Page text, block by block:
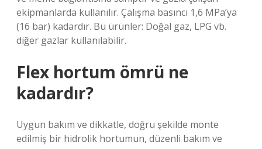
ekipmanlarda kullanılır. Çalışma basıncı 1,6 MPa’ya
(16 bar) kadardır. Bu ürünler: Doğal gaz, LPG vb.
diğer gazlar kullanılabilir.
Flex hortum ömrü ne
kadardır?
Uygun bakım ve dikkatle, doğru şekilde monte
edilmiş bir hidrolik hortumun, düzenli bakım ve